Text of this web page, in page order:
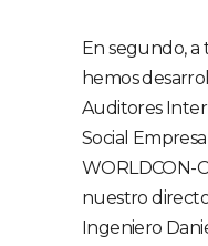
En segundo, a
hemos
Auditores
Social
WORLDCON-
nuestro
Ingeniero